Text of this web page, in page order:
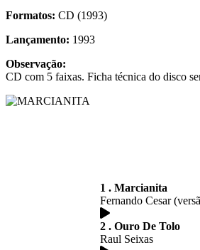
Formatos: CD (1993)
Lançamento: 1993
Observação:
CD com 5 faixas. Ficha técnica do disco
1 . Marcianita
Fernando Cesar
2 . Ouro De Tolo
Raul Seixas